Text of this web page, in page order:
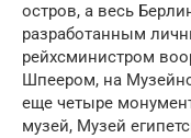
остров, а весь
разработанным
рейхсминистром
Шпеером, на
еще четыре
музей, Музей